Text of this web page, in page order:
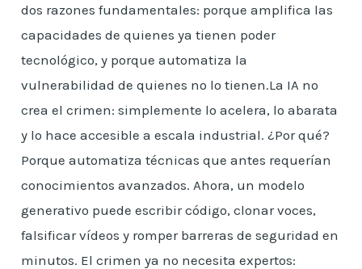
dos razones fundamentales: porque amplifica las
capacidades de quienes ya tienen poder
tecnológico, y porque automatiza la
vulnerabilidad de quienes no lo tienen.La IA no
crea el crimen: simplemente lo acelera, lo abarata
y lo hace accesible a escala industrial. ¿Por qué?
Porque automatiza técnicas que antes requerían
conocimientos avanzados. Ahora, un modelo
generativo puede escribir código, clonar voces,
falsificar vídeos y romper barreras de seguridad en
minutos. El crimen ya no necesita expertos: